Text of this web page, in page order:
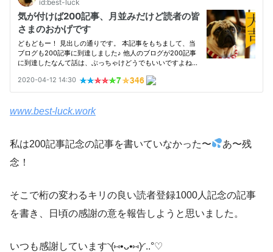
www.best-luck.work
私は200記事記念の記事を書いていなかった〜
あ〜残
念！
そこで桁の変わるキリの良い読者登録1000人記念の記事
を書き、日頃の感謝の意を報告しようと思いました。
いつも感謝しています◝(⑅•ᴗ•⑅)◜..°♡